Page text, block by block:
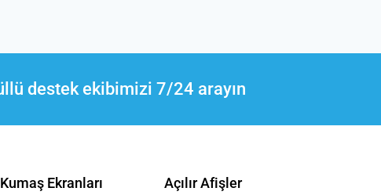
destek ekibimizi 7/24 arayın
Ekranları Açılır Afişler